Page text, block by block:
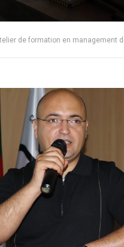
de formation en management